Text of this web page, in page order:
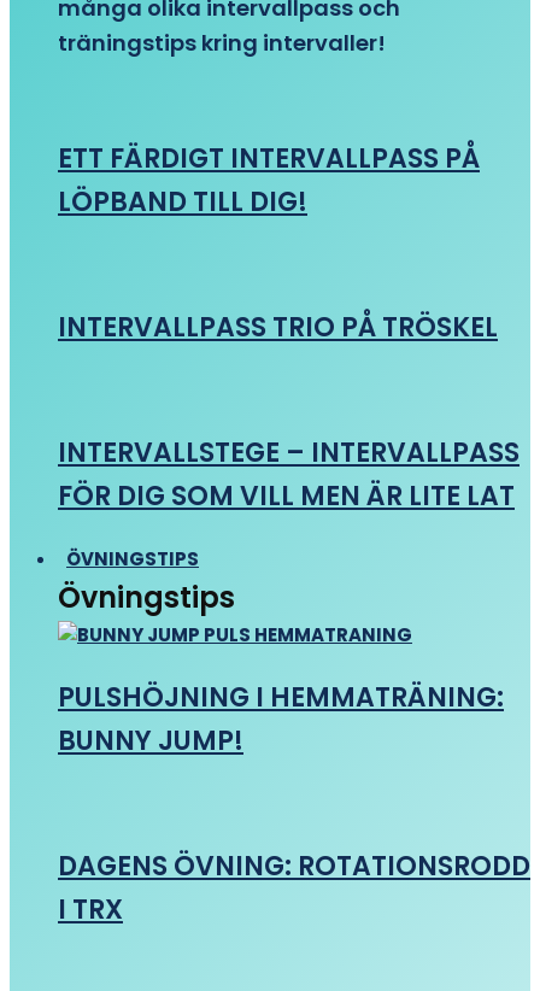
många olika intervallpass och
träningstips kring intervaller!
ETT FÄRDIGT INTERVALLPASS PÅ
LÖPBAND TILL DIG!
INTERVALLPASS TRIO PÅ TRÖSKEL
INTERVALLSTEGE – INTERVALLPASS
FÖR DIG SOM VILL MEN ÄR LITE LAT
ÖVNINGSTIPS
Övningstips
PULSHÖJNING I HEMMATRÄNING:
BUNNY JUMP!
DAGENS ÖVNING: ROTATIONSRODD
I TRX